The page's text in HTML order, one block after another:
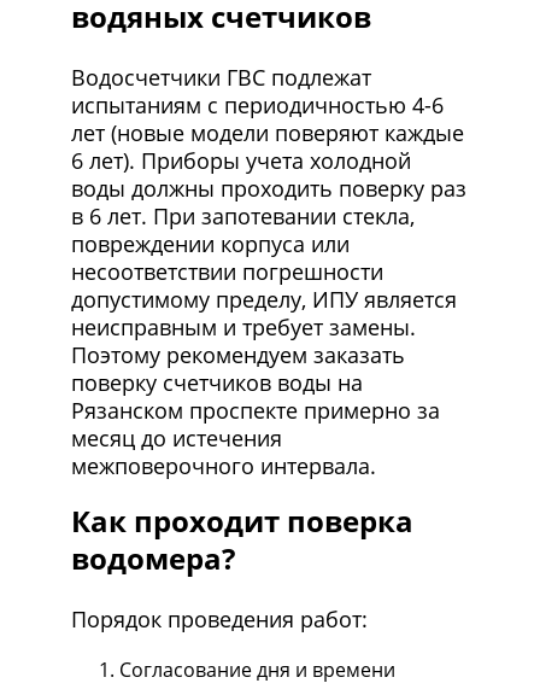
водяных счетчиков
Водосчетчики ГВС подлежат
испытаниям с периодичностью 4-6
лет (новые модели поверяют каждые
6 лет). Приборы учета холодной
воды должны проходить поверку раз
в 6 лет. При запотевании стекла,
повреждении корпуса или
несоответствии погрешности
допустимому пределу, ИПУ является
неисправным и требует замены.
Поэтому рекомендуем заказать
поверку счетчиков воды на
Рязанском проспекте примерно за
месяц до истечения
межповерочного интервала.
Как проходит поверка
водомера?
Порядок проведения работ:
Согласование дня и времени